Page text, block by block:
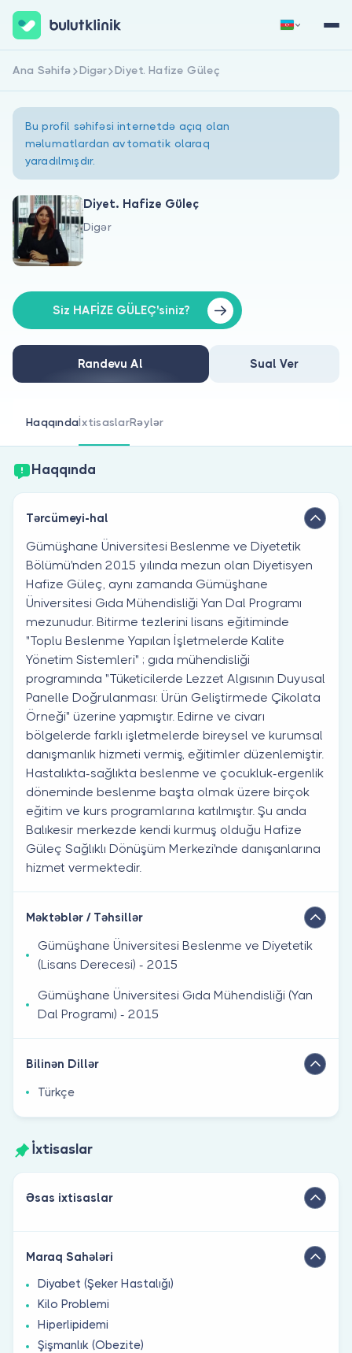
Haqqımızda
Xəstələr üçün
Həkimlər üçün
Qeydiyyat
Ana Səhifə Digər Diyet. Hafize Güleç
Bu profil səhifəsi internetdə açıq olan
məlumatlardan avtomatik olaraq
yaradılmışdır.
Diyet. Hafize Güleç
Digər
Siz HAFİZE GÜLEÇ'siniz?
Randevu Al Sual Ver
HaqqındaİxtisaslarRəylər
Haqqında
Tərcümeyi-hal
Gümüşhane Üniversitesi Beslenme ve Diyetetik
Bölümü'nden 2015 yılında mezun olan Diyetisyen
Hafize Güleç, aynı zamanda Gümüşhane
Üniversitesi Gıda Mühendisliği Yan Dal Programı
mezunudur. Bitirme tezlerini lisans eğitiminde
"Toplu Beslenme Yapılan İşletmelerde Kalite
Yönetim Sistemleri" ; gıda mühendisliği
programında "Tüketicilerde Lezzet Algısının Duyusal
Panelle Doğrulanması: Ürün Geliştirmede Çikolata
Örneği" üzerine yapmıştır. Edirne ve civarı
bölgelerde farklı işletmelerde bireysel ve kurumsal
danışmanlık hizmeti vermiş, eğitimler düzenlemiştir.
Hastalıkta-sağlıkta beslenme ve çocukluk-ergenlik
döneminde beslenme başta olmak üzere birçok
eğitim ve kurs programlarına katılmıştır. Şu anda
Balıkesir merkezde kendi kurmuş olduğu Hafize
Güleç Sağlıklı Dönüşüm Merkezi'nde danışanlarına
hizmet vermektedir.
Məktəblər / Təhsillər
Gümüşhane Üniversitesi Beslenme ve Diyetetik
(Lisans Derecesi) - 2015
Gümüşhane Üniversitesi Gıda Mühendisliği (Yan
Dal Programı) - 2015
Bilinən Dillər
Türkçe
İxtisaslar
Əsas ixtisaslar
Maraq Sahələri
Diyabet (Şeker Hastalığı)
Kilo Problemi
Hiperlipidemi
Şişmanlık (Obezite)